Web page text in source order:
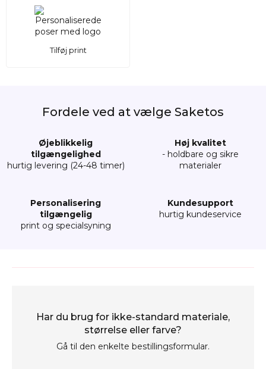
Tilføj print
Fordele ved at vælge Saketos
Øjeblikkelig
tilgængelighed
hurtig levering (24-48 timer)
Høj kvalitet
- holdbare og sikre
materialer
Personalisering
tilgængelig
print og specialsyning
Kundesupport
hurtig kundeservice
Har du brug for ikke-standard materiale,
størrelse eller farve?
Gå til den enkelte bestillingsformular.